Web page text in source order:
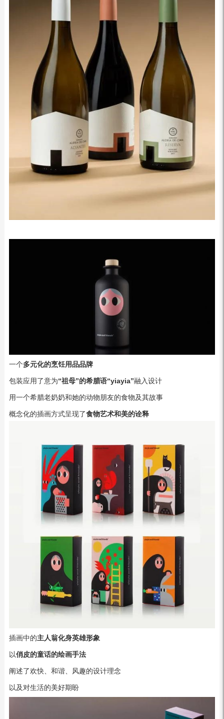
一个多元化的烹饪用品品牌
包装应用了意为“祖母”的希腊语“yiayia”融入设计
用一个希腊老奶奶和她的动物朋友的食物及其故事
概念化的插画方式呈现了食物艺术和美的诠释
插画中的主人翁化身英雄形象
以俏皮的童话的绘画手法
阐述了欢快、和谐、风趣的设计理念
以及对生活的美好期盼